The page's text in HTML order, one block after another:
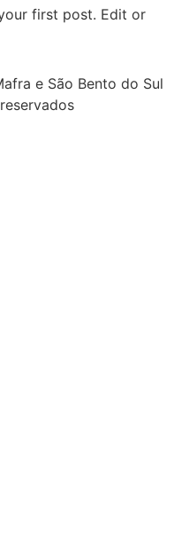
first post. Edit or
e São Bento do Sul